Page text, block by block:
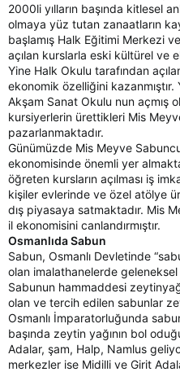
2000li yılların başında kitlesel
olmaya yüz tutan zanaatların
başlamış Halk Eğitimi Merkezi
açılan kurslarla eski kültürel ve
Yine Halk Okulu tarafından
ekonomik özelliğini
Akşam Sanat Okulu nun açmış
kursiyerlerin ürettikleri Mis
pazarlanmaktadır.
Günümüzde Mis Meyve
ekonomisinde önemli yer
öğreten kursların açılması iş
kişiler evlerinde ve özel atölye
dış piyasaya satmaktadır. Mis
il ekonomisini canlandırmıştır.
Osmanlıda Sabun
Sabun, Osmanlı Devletinde
olan imalathanelerde
Sabunun hammaddesi
olan ve tercih edilen sabunlar
Osmanlı İmparatorluğunda
başında zeytin yağının bol
Adalar, şam, Halp, Namlus
merkezler ise Midilli ve Girit